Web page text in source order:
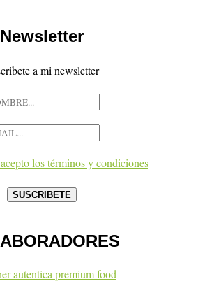
Newsletter
a mi newsletter
los términos y condiciones